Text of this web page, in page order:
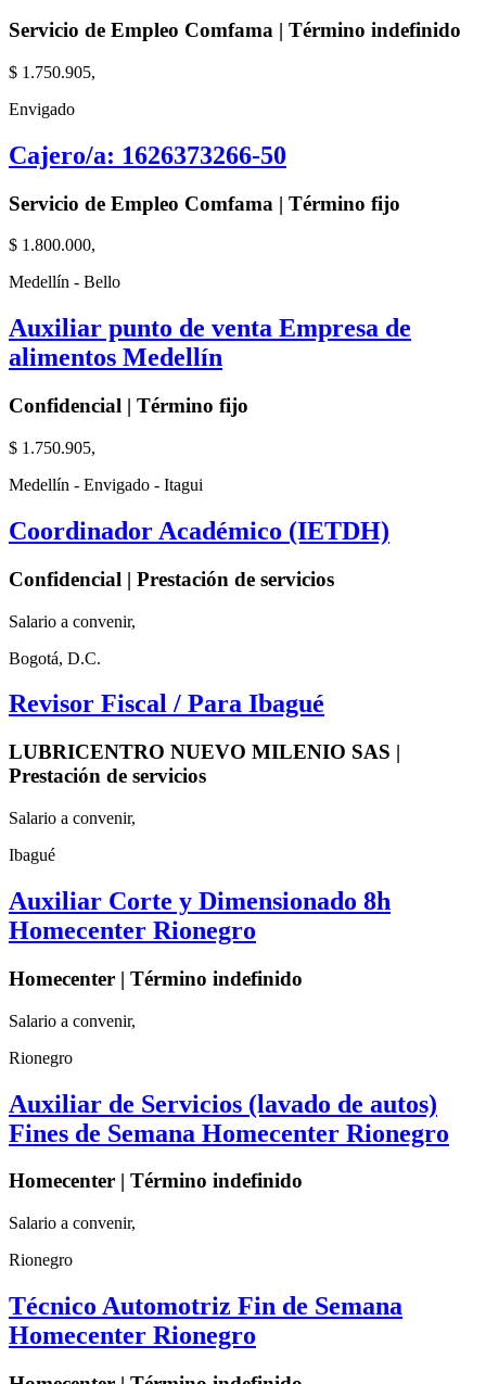
Servicio de Empleo Comfama | Término indefinido
$ 1.750.905,
Envigado
Cajero/a: 1626373266-50
Servicio de Empleo Comfama | Término fijo
$ 1.800.000,
Medellín - Bello
Auxiliar punto de venta Empresa de
alimentos Medellín
Confidencial | Término fijo
$ 1.750.905,
Medellín - Envigado - Itagui
Coordinador Académico (IETDH)
Confidencial | Prestación de servicios
Salario a convenir,
Bogotá, D.C.
Revisor Fiscal / Para Ibagué
LUBRICENTRO NUEVO MILENIO SAS |
Prestación de servicios
Salario a convenir,
Ibagué
Auxiliar Corte y Dimensionado 8h
Homecenter Rionegro
Homecenter | Término indefinido
Salario a convenir,
Rionegro
Auxiliar de Servicios (lavado de autos)
Fines de Semana Homecenter Rionegro
Homecenter | Término indefinido
Salario a convenir,
Rionegro
Técnico Automotriz Fin de Semana
Homecenter Rionegro